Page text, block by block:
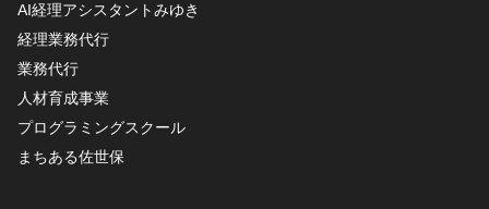
AI経理アシスタントみゆき
経理業務代行
業務代行
人材育成事業
プログラミングスクール
まちある佐世保